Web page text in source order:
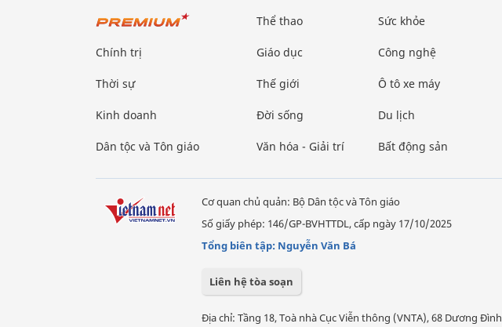
Chính trị
Thời sự
Kinh doanh
Dân tộc và Tôn giáo
Thể thao
Giáo dục
Thế giới
Đời sống
Văn hóa - Giải trí
Sức khỏe
Công nghệ
Ô tô xe máy
Du lịch
Bất động sản
Cơ quan chủ quản: Bộ Dân tộc và Tôn giáo
Số giấy phép: 146/GP-BVHTTDL, cấp ngày 17/10/2025
Tổng biên tập: Nguyễn Văn Bá
Liên hệ tòa soạn
Địa chỉ: Tầng 18, Toà nhà Cục Viễn thông (VNTA), 68 Dương Đình